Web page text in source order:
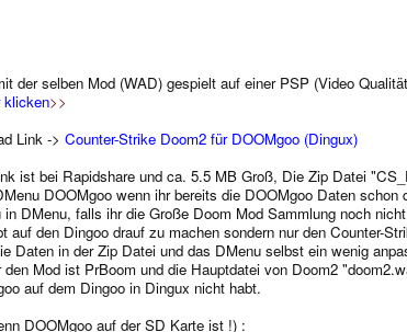
der selben Mod (WAD) gespielt auf einer PSP (Video
klicken>>
Link -> Counter-Strike Doom2 für DOOMgoo (Dingux)
ist bei Rapidshare und ca. 5.5 MB Groß, Die Zip Datei
DOOMgoo wenn ihr bereits die DOOMgoo Daten schon
in DMenu, falls ihr die Große Doom Mod Sammlung noch
auf den Dingoo drauf zu machen sondern nur den Counter-
Daten in der Zip Datei und das DMenu selbst ein wenig
den Mod ist PrBoom und die Hauptdatei von Doom2
auf dem Dingoo in Dingux nicht habt.
DOOMgoo auf der SD Karte ist !) :